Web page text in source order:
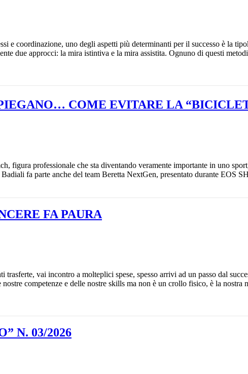
e coordinazione, uno degli aspetti più determinanti per il successo è la
due approcci: la mira istintiva e la mira assistita. Ognuno di questi
COME EVITARE LA
figura professionale che sta diventando veramente importante in uno
fa parte anche del team Beretta NextGen, presentato durante EOS
FA PAURA
vai incontro a molteplici spese, spesso arrivi ad un passo dal
competenze e delle nostre skills ma non è un crollo fisico, è la nostra
N. 03/2026